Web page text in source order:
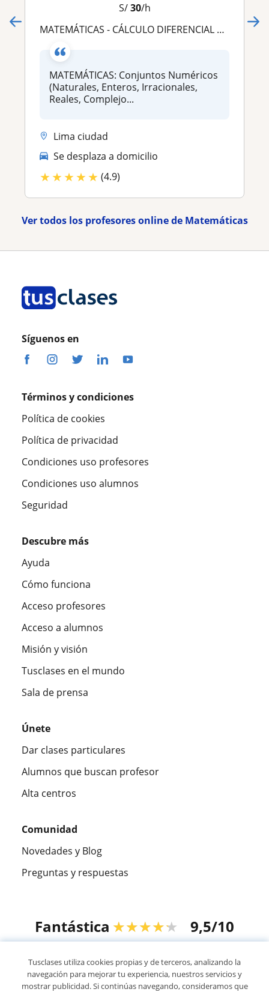
S/30/h
MATEMÁTICAS - CÁLCULO DIFERENCIAL E INTEGRAL - CÁLCULO VECTORIAL - ECUACIONES DIFERENCIALES
MATEMÁTICAS: Conjuntos Numéricos
(Naturales, Enteros, Irracionales,
Reales, Complejo...
Lima ciudad
Se desplaza a domicilio
★★★★★ (4.9)
Ver todos los profesores online de Matemáticas
Síguenos en
Términos y condiciones
Política de cookies
Política de privacidad
Condiciones uso profesores
Condiciones uso alumnos
Seguridad
Descubre más
Ayuda
Cómo funciona
Acceso profesores
Acceso a alumnos
Misión y visión
Tusclases en el mundo
Sala de prensa
Únete
Dar clases particulares
Alumnos que buscan profesor
Alta centros
Comunidad
Novedades y Blog
Preguntas y respuestas
Fantástica ★★★★★ 9,5/10
© 2007 - 2026 Tusclases.pe
Tusclases utiliza cookies propias y de terceros, analizando la
navegación para mejorar tu experiencia, nuestros servicios y
mostrar publicidad. Si continúas navegando, consideramos que